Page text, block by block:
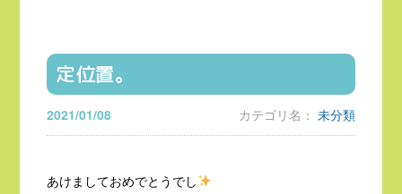
定位置。
2021/01/08 カテゴリ名： 未分類
あけましておめでとうでし